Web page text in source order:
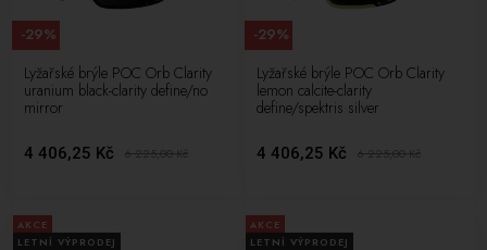
Lyžařské brýle POC Orb Clarity
uranium black-clarity define/no
mirror
4 406,25 Kč 6 225,00Kč
-29%
Lyžařské brýle POC Orb Clarity
lemon calcite-clarity
define/spektris silver
4 406,25 Kč 6 225,00Kč
-29%
AKCE
LETNÍ VÝPRODEJ
AKCE
LETNÍ VÝPRODEJ